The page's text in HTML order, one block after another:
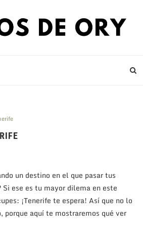
un destino en el que pasar tus
ese es tu mayor dilema en este
¡Tenerife te espera! Así que no lo
porque aquí te mostraremos qué ver